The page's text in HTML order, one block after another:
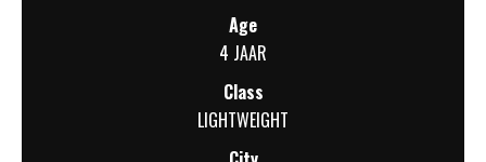
Age
4 JAAR
Class
LIGHTWEIGHT